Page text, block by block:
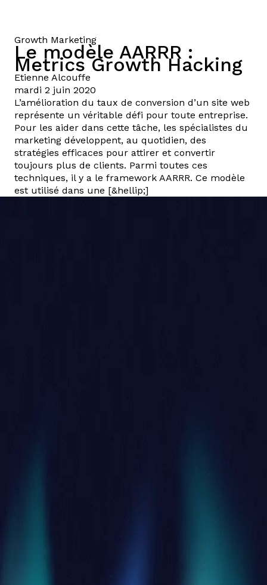
Growth Marketing
Le modèle AARRR :
Metrics Growth Hacking
Etienne Alcouffe
mardi 2 juin 2020
L’amélioration du taux de conversion d’un site web
représente un véritable défi pour toute entreprise.
Pour les aider dans cette tâche, les spécialistes du
marketing développent, au quotidien, des
stratégies efficaces pour attirer et convertir
toujours plus de clients. Parmi toutes ces
techniques, il y a le framework AARRR. Ce modèle
est utilisé dans une [&hellip;]